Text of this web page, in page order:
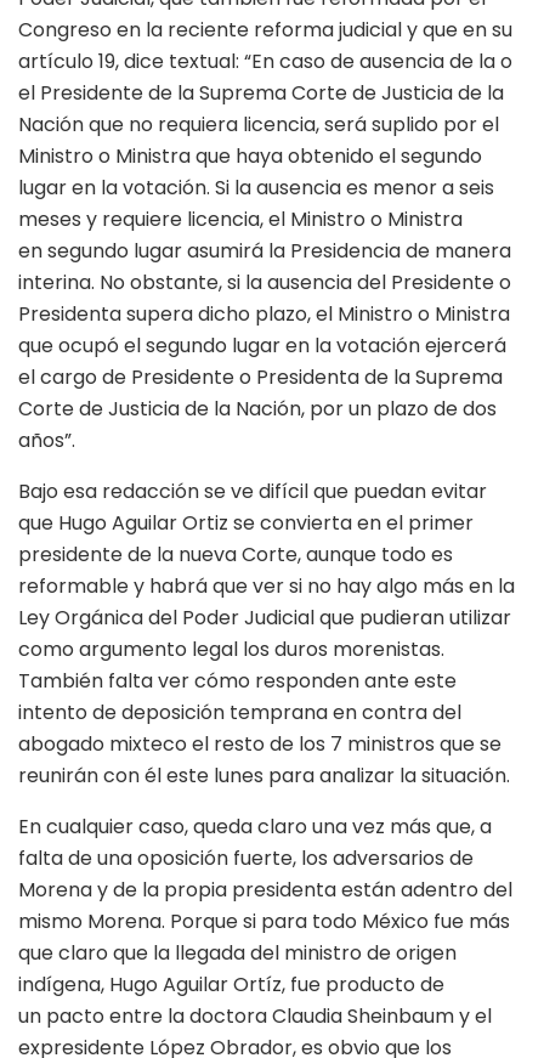
Congreso en la reciente reforma judicial y que en su
artículo 19, dice textual: “En caso de ausencia de la o
el Presidente de la Suprema Corte de Justicia de la
Nación que no requiera licencia, será suplido por el
Ministro o Ministra que haya obtenido el segundo
lugar en la votación. Si la ausencia es menor a seis
meses y requiere licencia, el Ministro o Ministra
en segundo lugar asumirá la Presidencia de manera
interina. No obstante, si la ausencia del Presidente o
Presidenta supera dicho plazo, el Ministro o Ministra
que ocupó el segundo lugar en la votación ejercerá
el cargo de Presidente o Presidenta de la Suprema
Corte de Justicia de la Nación, por un plazo de dos
años”.
Bajo esa redacción se ve difícil que puedan evitar
que Hugo Aguilar Ortiz se convierta en el primer
presidente de la nueva Corte, aunque todo es
reformable y habrá que ver si no hay algo más en la
Ley Orgánica del Poder Judicial que pudieran utilizar
como argumento legal los duros morenistas.
También falta ver cómo responden ante este
intento de deposición temprana en contra del
abogado mixteco el resto de los 7 ministros que se
reunirán con él este lunes para analizar la situación.
En cualquier caso, queda claro una vez más que, a
falta de una oposición fuerte, los adversarios de
Morena y de la propia presidenta están adentro del
mismo Morena. Porque si para todo México fue más
que claro que la llegada del ministro de origen
indígena, Hugo Aguilar Ortíz, fue producto de
un pacto entre la doctora Claudia Sheinbaum y el
expresidente López Obrador, es obvio que los